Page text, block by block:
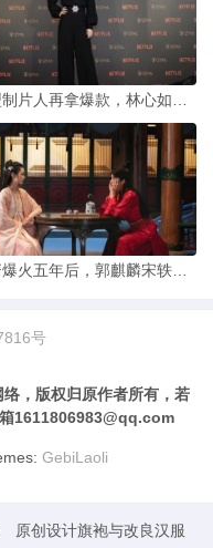
号
，版权归原作者所有，若
1611806983@qq.com
GebiLaoli
原创设计旗袍与改良汉服